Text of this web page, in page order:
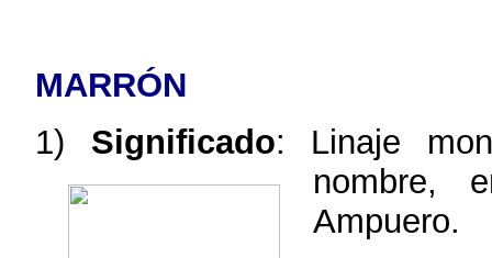
MARRÓN
1) Significado: Linaje
nombre,
Ampuero.